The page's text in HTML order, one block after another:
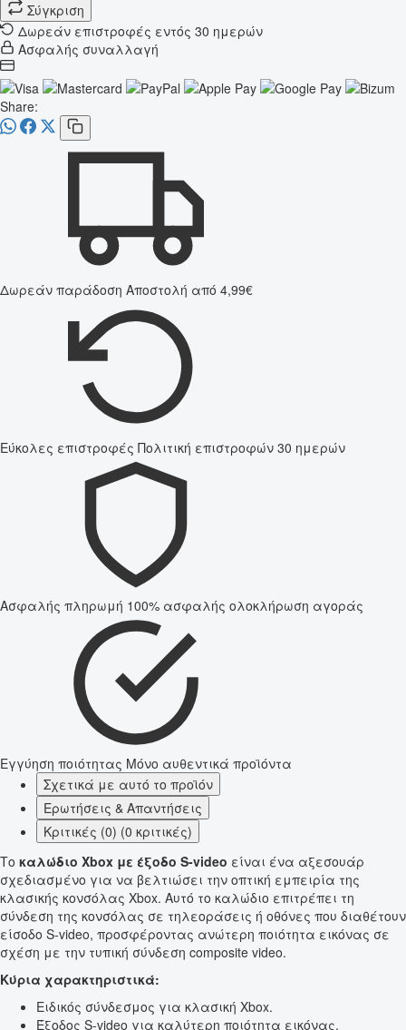
Σύγκριση
Δωρεάν επιστροφές εντός 30 ημερών
Ασφαλής συναλλαγή
Share:
Δωρεάν παράδοση Αποστολή από 4,99€
Εύκολες επιστροφές Πολιτική επιστροφών 30 ημερών
Ασφαλής πληρωμή 100% ασφαλής ολοκλήρωση αγοράς
Εγγύηση ποιότητας Μόνο αυθεντικά προϊόντα
Σχετικά με αυτό το προϊόν
Ερωτήσεις & Απαντήσεις
Κριτικές (0) (0 κριτικές)
Το καλώδιο Xbox με έξοδο S-video είναι ένα αξεσουάρ
σχεδιασμένο για να βελτιώσει την οπτική εμπειρία της
κλασικής κονσόλας Xbox. Αυτό το καλώδιο επιτρέπει τη
σύνδεση της κονσόλας σε τηλεοράσεις ή οθόνες που διαθέτουν
είσοδο S-video, προσφέροντας ανώτερη ποιότητα εικόνας σε
σχέση με την τυπική σύνδεση composite video.
Κύρια χαρακτηριστικά:
Ειδικός σύνδεσμος για κλασική Xbox.
Έξοδος S-video για καλύτερη ποιότητα εικόνας.